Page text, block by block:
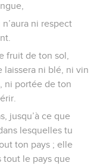
ni respect
fruit de ton sol,
laissera ni blé, ni vin
ni portée de ton
jusqu’à ce que
lesquelles tu
ton pays ; elle
tout le pays que